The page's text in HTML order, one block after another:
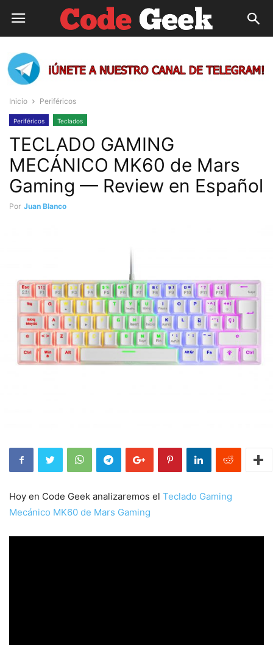
Inicio Periféricos
Periféricos Teclados
TECLADO GAMING
MECÁNICO MK60 de Mars
Gaming — Review en Español
Por Juan Blanco
Hoy en Code Geek analizaremos el Teclado Gaming
Mecánico MK60 de Mars Gaming